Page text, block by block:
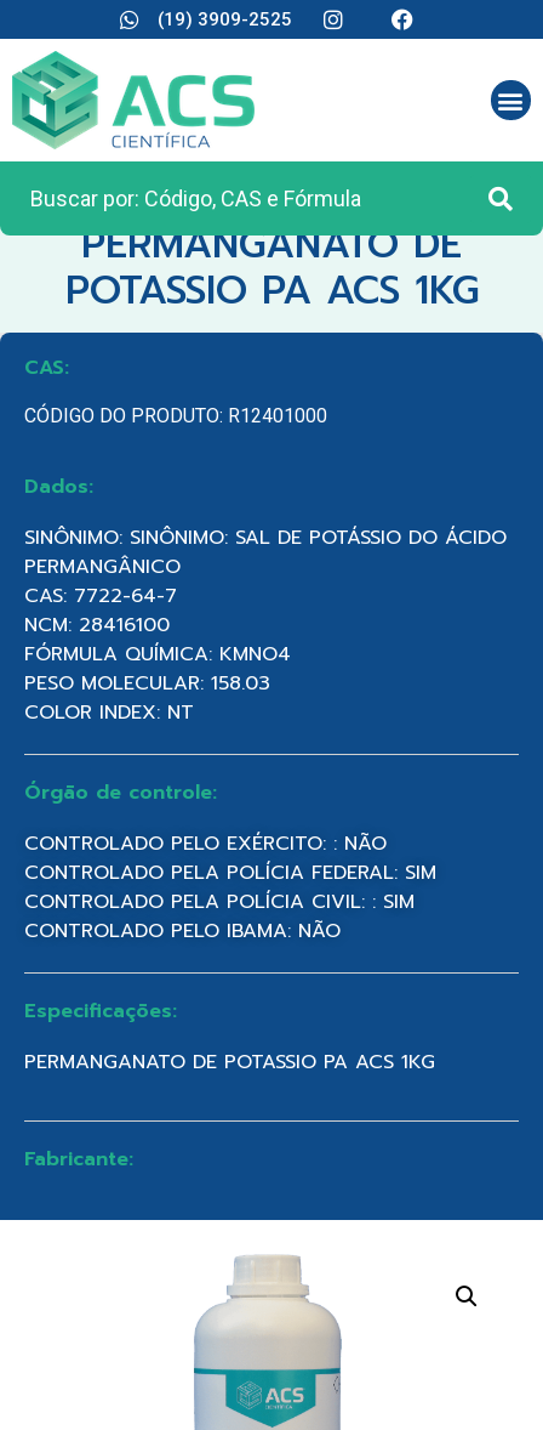
(19) 3909-2525
CATEGORIA:REAGENTES ANALÍTICOS
PERMANGANATO DE
POTASSIO PA ACS 1KG
CAS:
CÓDIGO DO PRODUTO: R12401000
Dados:
SINÔNIMO: SINÔNIMO: SAL DE POTÁSSIO DO ÁCIDO
PERMANGÂNICO
CAS: 7722-64-7
NCM: 28416100
FÓRMULA QUÍMICA: KMNO4
PESO MOLECULAR: 158.03
COLOR INDEX: NT
Órgão de controle:
CONTROLADO PELO EXÉRCITO: : NÃO
CONTROLADO PELA POLÍCIA FEDERAL: SIM
CONTROLADO PELA POLÍCIA CIVIL: : SIM
CONTROLADO PELO IBAMA: NÃO
Especificações:
PERMANGANATO DE POTASSIO PA ACS 1KG
Fabricante: